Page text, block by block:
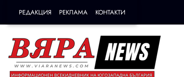
РЕДАКЦИЯ РЕКЛАМА КОНТАКТИ